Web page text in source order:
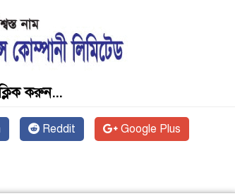
করুন...
Reddit Google Plus